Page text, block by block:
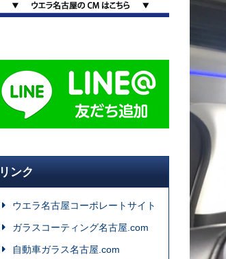
リンク
ウエラ名古屋コーポレートサイト
ガラスコーティング名古屋.com
自動車ガラス名古屋.com